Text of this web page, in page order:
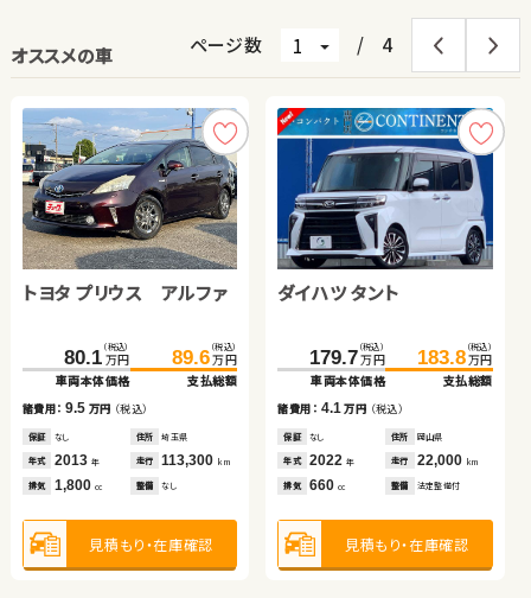
オススメの車 ページ数 / 4
トヨタ プリウス アルファ
80.1 （税込）
万円
車両本体価格
89.6 （税込）
万円
支払総額
諸費用：9.5 万円 （税込）
保証 なし 住所 埼玉県
年式 2013 年 走行 113,300 km
排気 1,800 cc 整備 なし
見積もり・在庫確認
ダイハツ タント
179.7 （税込）
万円
車両本体価格
183.8 （税込）
万円
支払総額
諸費用： 4.1万円 （税込）
保証 なし 住所 岡山県
年式 2022年 走行 22,000 km
排気 660cc 整備 法定整備付
見積もり・在庫確認
トヨタ ヴォクシー
54.3 （税込）
万円
車両本体価格
69.7 （税込）
万円
支払総額
諸費用：15.4万円（税込）
保証 なし 住所 茨城県
年式 2012 年 走行 110,900 km
排気 2,000 cc 整備 法定整備付
見積もり・在庫確認
スズキ スイフト
210.0 （税込）
万円
車両本体価格
220.0 （税込）
万円
支払総額
諸費用： 10.0万円（税込）
保証 あり 住所 山梨県
年式 2022年 走行 38,400 km
排気 1,400 整備 法定整備付
見積もり・在庫確認
トヨタ プリウス
54.7 （税込）
万円
車両本体価格
64.0 （税込）
万円
支払総額
諸費用：9.3 万円 （税込）
保証 なし 住所 岡山県
年式 2012 年 走行 106,800km
排気 1,800 cc 整備 法定整備付
見積もり・在庫確認
スズキ アルト エコ
40.1 （税込）
万円
車両本体価格
46.9 （税込）
万円
支払総額
諸費用： 6.8万円 （税込）
保証 あり 住所 東京都
年式 2014年 走行 43,900 km
排気 660cc 整備 なし
見積もり・在庫確認
トヨタ アルファード
293.8 （税込）
万円
車両本体価格
310.2 （税込）
万円
支払総額
諸費用：16.4万円（税込）
保証 なし 住所 東京都
年式 2017 年 走行 21,800km
排気 3,500 cc 整備 なし
見積もり・在庫確認
ホンダ Ｎ ＢＯＸ
51.6 （税込）
万円
車両本体価格
59.8 （税込）
万円
支払総額
諸費用： 8.2万円 （税込）
保証 あり 住所 青森県
年式 2013年 走行 108,400km
排気 660cc 整備 法定整備付
見積もり・在庫確認